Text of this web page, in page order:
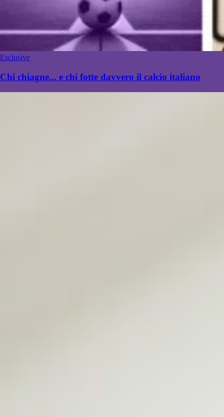
Esclusive
Chi chiagne... e chi fotte davvero il calcio italiano